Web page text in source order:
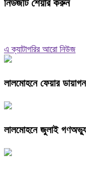
নিউজটি শেয়ার করুন
এ ক্যাটাগরির আরো নিউজ
লালমোহনে ফেয়ার
লালমোহনে জুলাই